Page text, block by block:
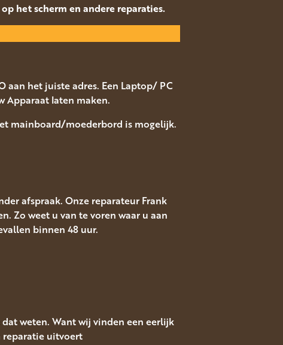
het scherm en andere reparaties.
aan het juiste adres. Een Laptop/ PC
Apparaat laten maken.
mainboard/moederbord is mogelijk.
afspraak. Onze reparateur Frank
Zo weet u van te voren waar u aan
binnen 48 uur.
weten. Want wij vinden een eerlijk
reparatie uitvoert